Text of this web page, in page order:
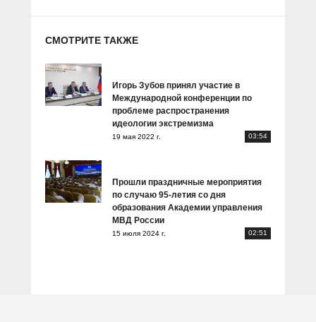
СМОТРИТЕ ТАКЖЕ
Игорь Зубов принял участие в
Международной конференции по
проблеме распространения
идеологии экстремизма
19 мая 2022 г. 03:54
Прошли праздничные мероприятия
по случаю 95-летия со дня
образования Академии управления
МВД России
15 июля 2024 г. 02:51